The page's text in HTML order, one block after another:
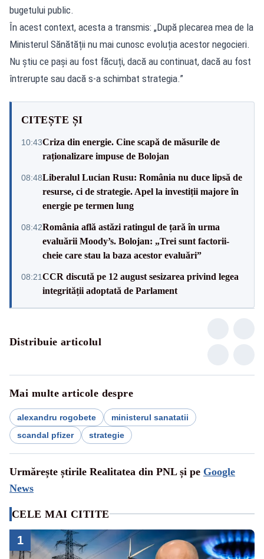
bugetului public.
În acest context, acesta a transmis: „După plecarea mea de la
Ministerul Sănătății nu mai cunosc evoluția acestor negocieri.
Nu știu ce pași au fost făcuți, dacă au continuat, dacă au fost
întrerupte sau dacă s-a schimbat strategia.”
CITEȘTE ȘI
10:43Criza din energie. Cine scapă de măsurile de
raționalizare impuse de Bolojan
08:48Liberalul Lucian Rusu: România nu duce lipsă de
resurse, ci de strategie. Apel la investiții majore în
energie pe termen lung
08:42România află astăzi ratingul de țară în urma
evaluării Moody’s. Bolojan: „Trei sunt factorii-
cheie care stau la baza acestor evaluări”
08:21CCR discută pe 12 august sesizarea privind legea
integrității adoptată de Parlament
Distribuie articolul
Mai multe articole despre
alexandru rogobete
ministerul sanatatii
scandal pfizer
strategie
Urmărește știrile Realitatea din PNL și pe Google
News
CELE MAI CITITE
1